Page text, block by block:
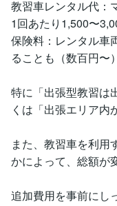
教習車レンタル代：
1回あたり1,500〜
保険料：レンタル車
ることも（数百円〜）
特に「出張型教習は
くは「出張エリア内
また、教習車を利用
かによって、総額が
追加費用を事前にし